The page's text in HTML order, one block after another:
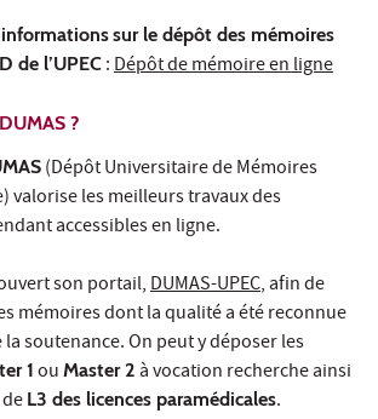
sur le dépôt des mémoires
de l’UPEC :Dépôt de mémoire en ligne
?
(Dépôt Universitaire de Mémoires
valorise les meilleurs travaux des
accessibles en ligne.
ouvert son portail,DUMAS-UPEC, afin de
mémoires dont la qualité a été reconnue
soutenance. On peut y déposer les
1 ou Master 2 à vocation recherche ainsi
L3 des licences paramédicales.